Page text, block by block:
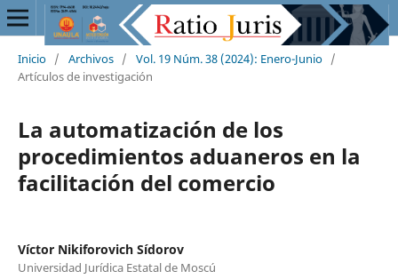
Inicio / Archivos / Vol. 19 Núm. 38 (2024): Enero-Junio /
Artículos de investigación
La automatización de los
procedimientos aduaneros en la
facilitación del comercio
Víctor Nikiforovich Sídorov
Universidad Jurídica Estatal de Moscú